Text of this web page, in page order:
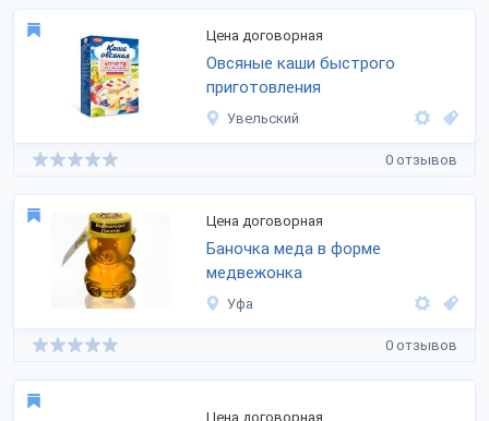
Цена договорная
Овсяные каши быстрого
приготовления
Увельский
0 отзывов
Цена договорная
Баночка меда в форме
медвежонка
Уфа
0 отзывов
Цена договорная